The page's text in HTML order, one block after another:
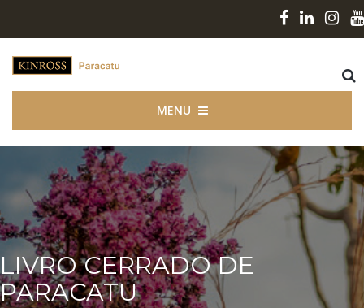
MENU
LIVRO CERRADO DE
PARACATU